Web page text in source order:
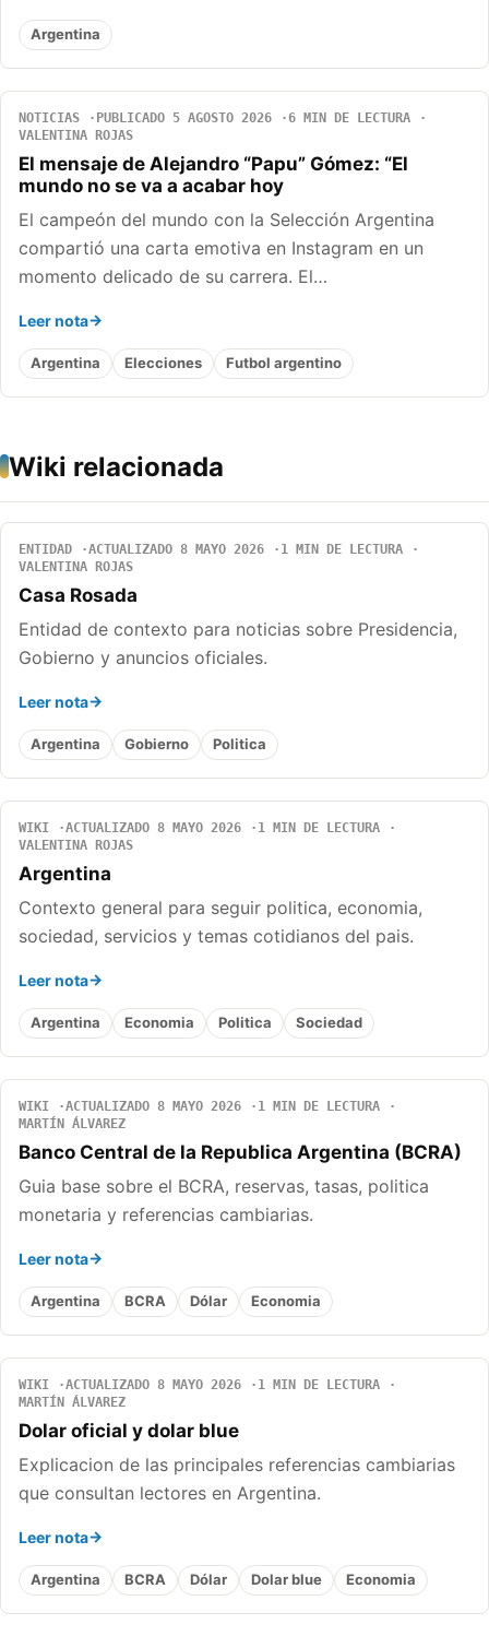
Argentina
NOTICIAS PUBLICADO 5 AGOSTO 2026
6 MIN DE LECTURA
VALENTINA ROJAS
El mensaje de Alejandro “Papu” Gómez: “El
mundo no se va a acabar hoy
El campeón del mundo con la Selección Argentina
compartió una carta emotiva en Instagram en un
momento delicado de su carrera. El…
Leer nota
Argentina Elecciones Futbol argentino
Wiki relacionada
ENTIDAD ACTUALIZADO 8 MAYO 2026
1 MIN DE LECTURA
VALENTINA ROJAS
Casa Rosada
Entidad de contexto para noticias sobre Presidencia,
Gobierno y anuncios oficiales.
Leer nota
Argentina Gobierno Politica
WIKI ACTUALIZADO 8 MAYO 2026
1 MIN DE LECTURA
VALENTINA ROJAS
Argentina
Contexto general para seguir politica, economia,
sociedad, servicios y temas cotidianos del pais.
Leer nota
Argentina Economia Politica Sociedad
WIKI ACTUALIZADO 8 MAYO 2026
1 MIN DE LECTURA
MARTÍN ÁLVAREZ
Banco Central de la Republica Argentina (BCRA)
Guia base sobre el BCRA, reservas, tasas, politica
monetaria y referencias cambiarias.
Leer nota
Argentina BCRA Dólar Economia
WIKI ACTUALIZADO 8 MAYO 2026
1 MIN DE LECTURA
MARTÍN ÁLVAREZ
Dolar oficial y dolar blue
Explicacion de las principales referencias cambiarias
que consultan lectores en Argentina.
Leer nota
Argentina BCRA Dólar Dolar blue Economia